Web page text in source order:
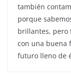
también
porque
brillantes, pero
con una buena
futuro lleno de